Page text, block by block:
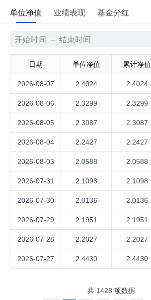
单位净值 业绩表现 基金分红
日期 单位净值 累计净值
2026-08-07 2.4024 2.4024
2026-08-06 2.3299 2.3299
2026-08-05 2.3087 2.3087
2026-08-04 2.2427 2.2427
2026-08-03 2.0588 2.0588
2026-07-31 2.1098 2.1098
2026-07-30 2.0136 2.0136
2026-07-29 2.1951 2.1951
2026-07-28 2.2027 2.2027
2026-07-27 2.4430 2.4430
共 1428 项数据